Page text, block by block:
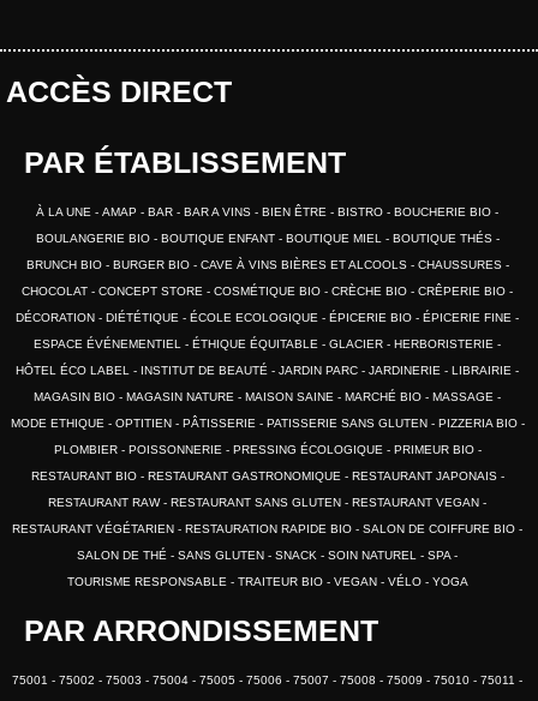
ACCÈS DIRECT
PAR ÉTABLISSEMENT
À LA UNE AMAP BAR BAR A VINS BIEN ÊTRE BISTRO
BOUCHERIE BIO
BOULANGERIE BIO
BOUTIQUE ENFANT BOUTIQUE MIEL
BOUTIQUE THÉS
BRUNCH BIO
BURGER BIO CAVE À VINS BIÈRES ET ALCOOLS
CHAUSSURES
CHOCOLAT
CONCEPT STORE COSMÉTIQUE BIO CRÈCHE BIO
CRÊPERIE BIO
DÉCORATION
DIÉTÉTIQUE ÉCOLE ECOLOGIQUE ÉPICERIE BIO
ÉPICERIE FINE
ESPACE ÉVÉNEMENTIEL
ÉTHIQUE ÉQUITABLE GLACIER
HERBORISTERIE
HÔTEL ÉCO LABEL
INSTITUT DE BEAUTÉ JARDIN PARC JARDINERIE
LIBRAIRIE
MAGASIN BIO
MAGASIN NATURE MAISON SAINE MARCHÉ BIO
MASSAGE
MODE ETHIQUE
OPTITIEN PÂTISSERIE PATISSERIE SANS GLUTEN
PIZZERIA BIO
PLOMBIER
POISSONNERIE PRESSING ÉCOLOGIQUE
PRIMEUR BIO
RESTAURANT BIO
RESTAURANT GASTRONOMIQUE
RESTAURANT JAPONAIS
RESTAURANT RAW
RESTAURANT SANS GLUTEN
RESTAURANT VEGAN
RESTAURANT VÉGÉTARIEN
RESTAURATION RAPIDE BIO
SALON DE COIFFURE BIO
SALON DE THÉ
SANS GLUTEN SNACK SOIN NATUREL
SPA
TOURISME RESPONSABLE
TRAITEUR BIO VEGAN VÉLO YOGA
PAR ARRONDISSEMENT
75001 75002 75003 75004 75005 75006 75007 75008 75009 75010
75011